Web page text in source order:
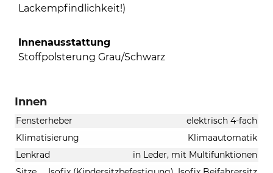
Lackempfindlichkeit!)
Innenausstattung
Stoffpolsterung Grau/Schwarz
Innen
Fensterheber
elektrisch 4-fach
Klimatisierung
Klimaautomatik
Lenkrad
in Leder, mit Multifunktionen